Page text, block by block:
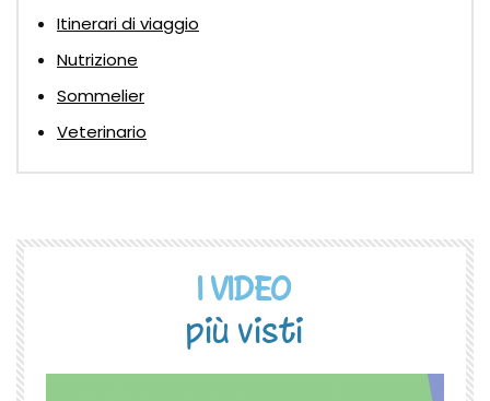
Itinerari di viaggio
Nutrizione
Sommelier
Veterinario
I VIDEO
più visti